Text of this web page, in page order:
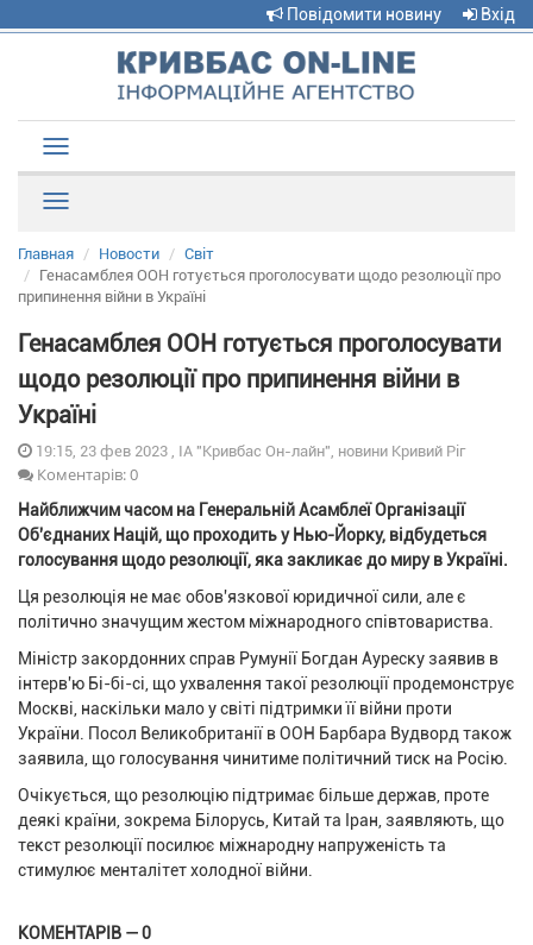
Повідомити новину Вхід
navigation
Главная Новости
Світ
Генасамблея ООН готується проголосувати щодо резолюції про
припинення війни в Україні
Генасамблея ООН готується проголосувати
щодо резолюції про припинення війни в
Україні
19:15, 23 фев 2023 , ІА "Кривбас Он-лайн", новини Кривий Ріг
Коментарів: 0
Найближчим часом на Генеральній Асамблеї Організації
Об'єднаних Націй, що проходить у Нью-Йорку, відбудеться
голосування щодо резолюції, яка закликає до миру в Україні.
Ця резолюція не має обов'язкової юридичної сили, але є
політично значущим жестом міжнародного співтовариства.
Міністр закордонних справ Румунії Богдан Ауреску заявив в
інтерв'ю Бі-бі-сі, що ухвалення такої резолюції продемонструє
Москві, наскільки мало у світі підтримки її війни проти
України. Посол Великобританії в ООН Барбара Вудворд також
заявила, що голосування чинитиме політичний тиск на Росію.
Очікується, що резолюцію підтримає більше держав, проте
деякі країни, зокрема Білорусь, Китай та Іран, заявляють, що
текст резолюції посилює міжнародну напруженість та
стимулює менталітет холодної війни.
КОМЕНТАРІВ — 0